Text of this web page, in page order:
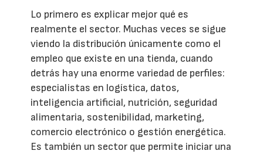
Lo primero es explicar mejor qué es
realmente el sector. Muchas veces se sigue
viendo la distribución únicamente como el
empleo que existe en una tienda, cuando
detrás hay una enorme variedad de perfiles:
especialistas en logística, datos,
inteligencia artificial, nutrición, seguridad
alimentaria, sostenibilidad, marketing,
comercio electrónico o gestión energética.
Es también un sector que permite iniciar una